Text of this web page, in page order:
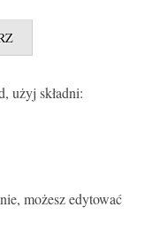
użyj składni:
możesz edytować